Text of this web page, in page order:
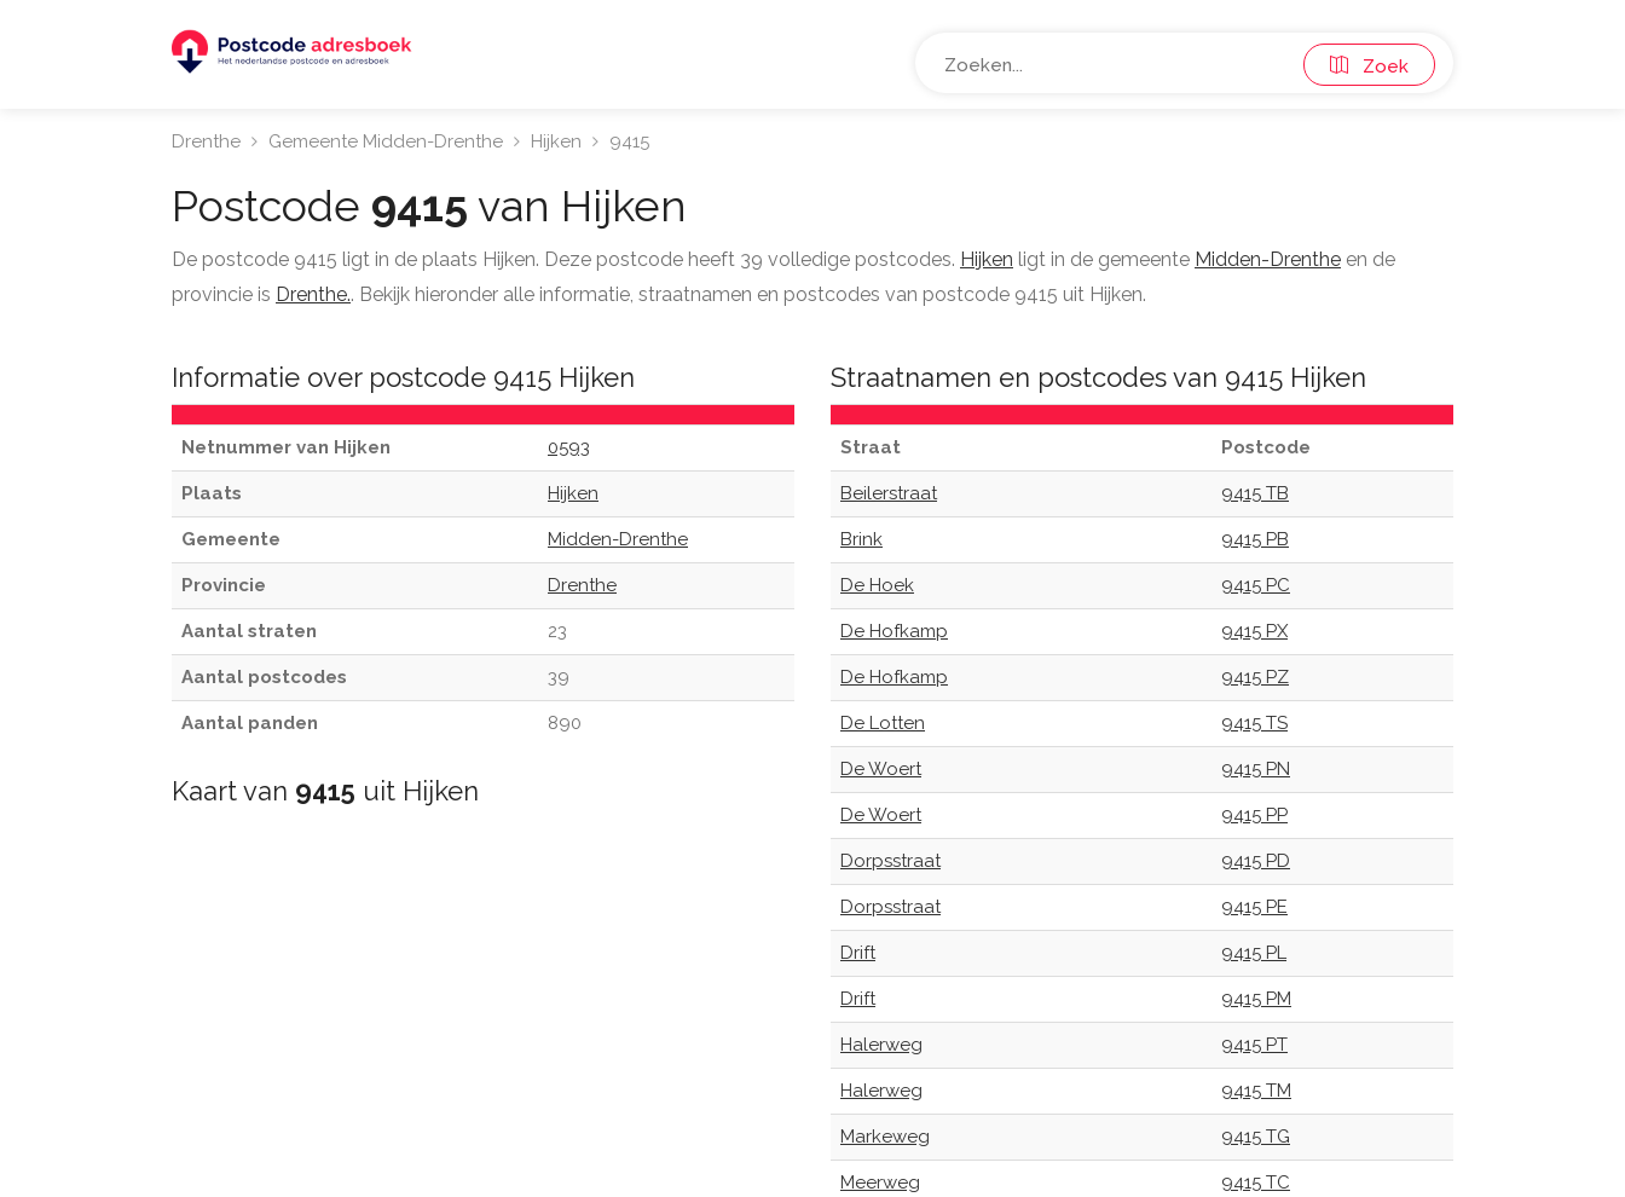
Zoek
Drenthe Gemeente Midden-Drenthe Hijken 9415
Postcode 9415 van Hijken
De postcode 9415 ligt in de plaats Hijken. Deze postcode heeft 39 volledige postcodes. Hijken ligt in de gemeente Midden-Drenthe en de
provincie is Drenthe.. Bekijk hieronder alle informatie, straatnamen en postcodes van postcode 9415 uit Hijken.
Informatie over postcode 9415 Hijken
Netnummer van Hijken 0593
Plaats Hijken
Gemeente Midden-Drenthe
Provincie Drenthe
Aantal straten 23
Aantal postcodes 39
Aantal panden 890
Kaart van 9415 uit Hijken
Straatnamen en postcodes van 9415 Hijken
Straat Postcode
Beilerstraat 9415 TB
Brink 9415 PB
De Hoek 9415 PC
De Hofkamp 9415 PX
De Hofkamp 9415 PZ
De Lotten 9415 TS
De Woert 9415 PN
De Woert 9415 PP
Dorpsstraat 9415 PD
Dorpsstraat 9415 PE
Drift 9415 PL
Drift 9415 PM
Halerweg 9415 PT
Halerweg 9415 TM
Markeweg 9415 TG
Meerweg 9415 TC